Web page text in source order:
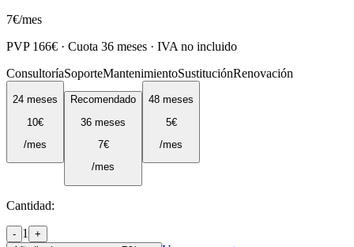
7€/mes
PVP 166€ · Cuota 36 meses · IVA no incluido
ConsultoríaSoporteMantenimientoSustituciónRenovación
24 meses
10€
/mes
Recomendado
36 meses
7€
/mes
48 meses
5€
/mes
Cantidad:
- 1
+